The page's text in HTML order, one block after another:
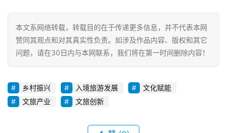
本文系网络转载，转载目的在于传递更多信息，并不代表本网
赞同其观点和对其真实性负责。如涉及作品内容、版权和其它
问题，请在30日内与本网联系，我们将在第一时间删除内容！
乡村振兴 入境旅游发展
文化赋能
文旅产业
文旅创新